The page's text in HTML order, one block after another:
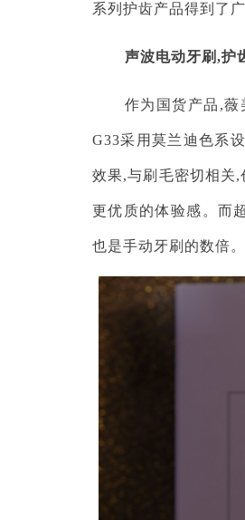
系列护齿产品得到了
声波电动牙刷,护
作为国货产品,薇
G33采用莫兰迪色系
效果,与刷毛密切相关,
更优质的体验感。而
也是手动牙刷的数倍。